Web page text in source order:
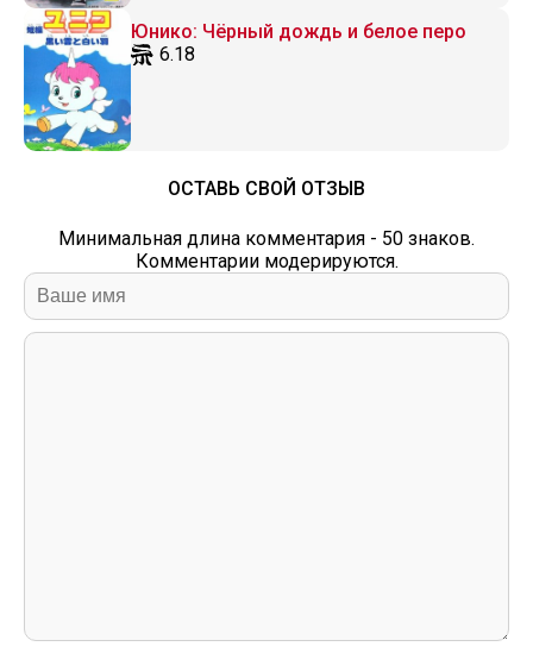
Юнико: Чёрный дождь и белое перо
6.18
ОСТАВЬ СВОЙ ОТЗЫВ
Минимальная длина комментария - 50 знаков.
Комментарии модерируются.